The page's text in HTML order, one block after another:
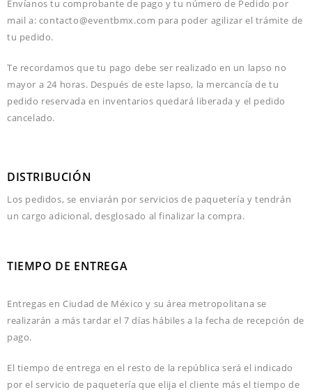
Envíanos tu comprobante de pago y tu número de Pedido por
mail a: contacto@eventbmx.com para poder agilizar el trámite de
tu pedido.
Te recordamos que tu pago debe ser realizado en un lapso no
mayor a 24 horas. Después de este lapso, la mercancía de tu
pedido reservada en inventarios quedará liberada y el pedido
cancelado.
DISTRIBUCIÓN
Los pedidos, se enviarán por servicios de paquetería y tendrán
un cargo adicional, desglosado al finalizar la compra.
TIEMPO DE ENTREGA
Entregas en Ciudad de México y su área metropolitana se
realizarán a más tardar el 7 días hábiles a la fecha de recepción de
pago.
El tiempo de entrega en el resto de la república será el indicado
por el servicio de paquetería que elija el cliente más el tiempo de